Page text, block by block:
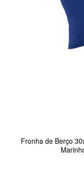
Fronha de Berço